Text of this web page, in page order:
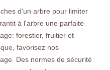
d'un arbre pour limiter
à l'arbre une parfaite
forestier, fruitier et
favorisez nos
Des normes de sécurité